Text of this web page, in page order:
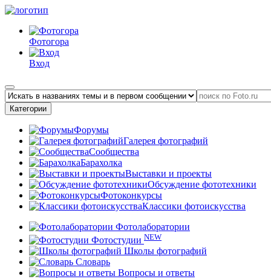
Фотогора
Вход
Категории
Форумы
Галерея фотографий
Сообщества
Барахолка
Выставки и проекты
Обсуждение фототехники
Фотоконкурсы
Классики фотоискусства
Фотолаборатории
Фотостудии NEW
Школы фотографий
Словарь
Вопросы и ответы